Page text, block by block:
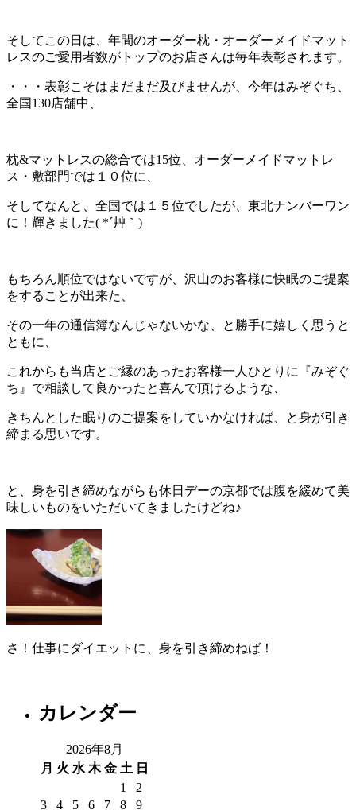
そしてこの日は、年間のオーダー枕・オーダーメイドマット
レスのご愛用者数がトップのお店さんは毎年表彰されます。
・・・表彰こそはまだまだ及びませんが、今年はみぞぐち、
全国130店舗中、
枕&マットレスの総合では15位、オーダーメイドマットレ
ス・敷部門では１０位に、
そしてなんと、全国では１５位でしたが、東北ナンバーワン
に！輝きました( *´艸｀)
もちろん順位ではないですが、沢山のお客様に快眠のご提案
をすることが出来た、
その一年の通信簿なんじゃないかな、と勝手に嬉しく思うと
ともに、
これからも当店とご縁のあったお客様一人ひとりに『みぞぐ
ち』で相談して良かったと喜んで頂けるような、
きちんとした眠りのご提案をしていかなければ、と身が引き
締まる思いです。
と、身を引き締めながらも休日デーの京都では腹を緩めて美
味しいものをいただいてきましたけどね♪
さ！仕事にダイエットに、身を引き締めねば！
カレンダー
2026年8月
月 火 水 木 金 土 日
1
2
3
4 5 6 7 8 9